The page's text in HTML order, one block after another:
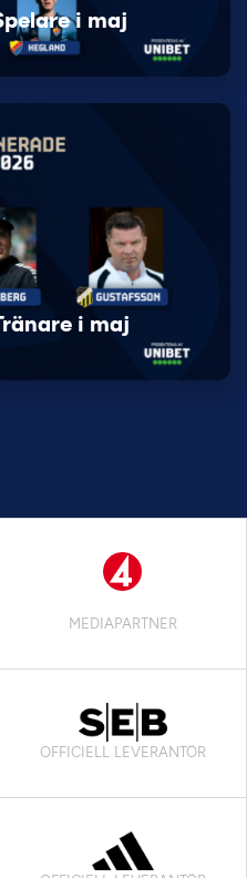
i maj
i maj
MEDIAPARTNER
OFFICIELL LEVERANTÖR